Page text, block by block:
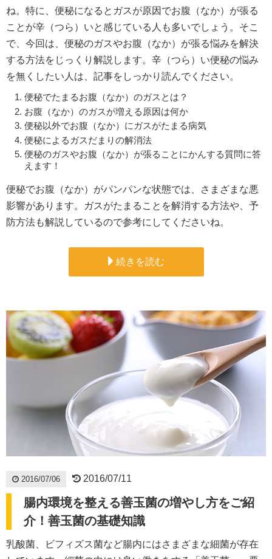
ね。特に、便秘になるとガスが原因でお腹（なか）が張る
ことが辛（つら）いと感じている人も多いでしょう。そこ
で、今回は、便秘のガスやお腹（なか）が張る悩みを解決
する方法をじっくり解説します。辛（つら）い便秘の悩み
を無くしたい人は、記事をしっかり読んでください。
便秘でたまるお腹（なか）のガスとは？
お腹（なか）のガスが増える原因は何か
便秘以外でお腹（なか）にガスがたまる病気
便秘によるガスだまりの解消法
便秘のガスやお腹（なか）が張ることにかんする質問に答
えます！
便秘でお腹（なか）がパンパンな状態では、さまざまな悪
影響があります。ガスがたまることを解消する方法や、予
防方法も解説しているので参考にしてくださいね。
続きを読む
2016/07/06 2016/07/11
腸内環境を整える善玉菌の増やし方をご紹
介！善玉菌の基礎知識
乳酸菌、ビフィズス菌など腸内にはさまざまな細菌が存在